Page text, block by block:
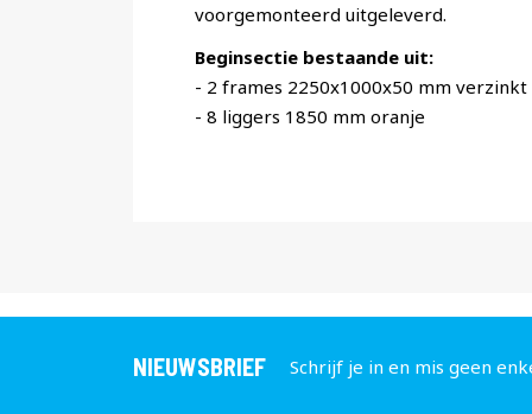
voorgemonteerd uitgeleverd.
Beginsectie bestaande uit:
- 2 frames 2250x1000x50 mm verzinkt
- 8 liggers 1850 mm oranje
NIEUWSBRIEF Schrijf je in en mis geen